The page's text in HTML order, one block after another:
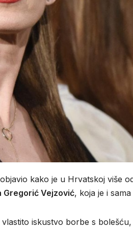
objavio kako je u Hrvatskoj više
Gregorić Vejzović, koja je i
iskustvo borbe s